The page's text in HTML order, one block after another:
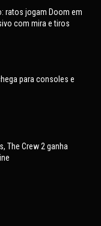
ratos jogam Doom em
com mira e tiros
para consoles e
The Crew 2 ganha